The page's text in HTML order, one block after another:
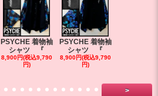
PSYCHE 着物袖
シャツ 『
8,900円(税込9,790
円)
PSYCHE 着物袖
シャツ 『
8,900円(税込9,790
円)
>